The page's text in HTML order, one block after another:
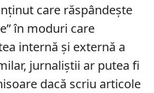
care răspândește
în moduri care
internă și externă a
jurnaliștii ar putea fi
dacă scriu articole